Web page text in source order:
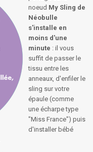
noeud My Sling de
Néobulle
s'installe en
moins d'une
minute : il vous
suffit de passer le
tissu entre les
anneaux, d'enfiler le
sling sur votre
épaule (comme
une écharpe type
"Miss France") puis
d'installer bébé